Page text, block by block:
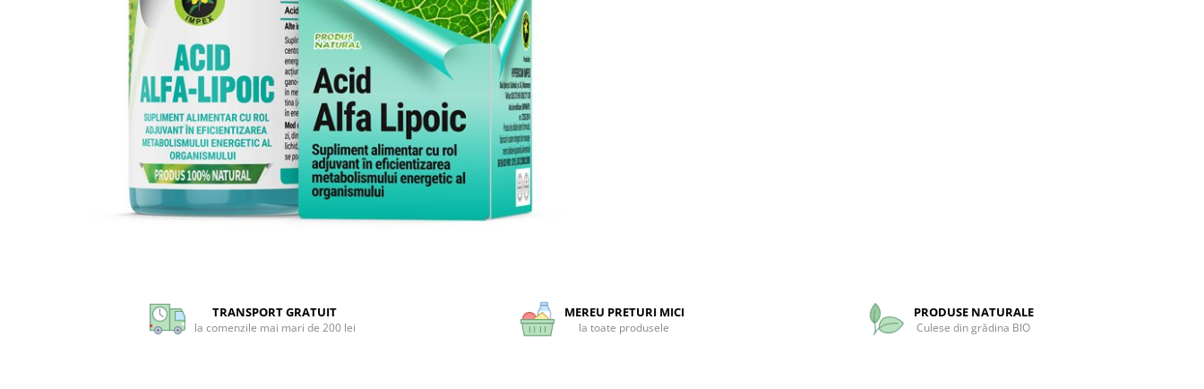
SUPLIMENTE POTENȚĂ
SUPLIMENTE PROSTATĂ
SUPLIMENTE SLĂBIRE
SUPLIMENTE VITAMINE ȘI
SUPLIMENTE SOMN DEPRESIE
SUPLIMENTE COLESTEROL
SUPLIMENTE URO-GENITAL
Facebook
TRANSPORT GRATUIT
la comenzile mai mari de 200 lei
MEREU PRETURI MICI
la toate produsele
PRODUSE NATURALE
Culese din grădina BIO